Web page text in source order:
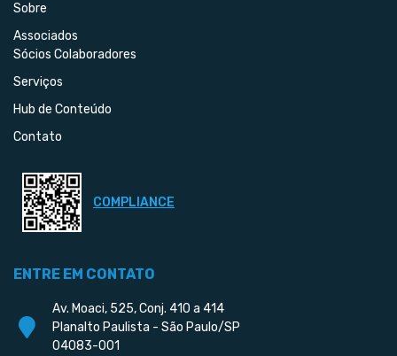
Sobre
Associados
Sócios Colaboradores
Serviços
Hub de Conteúdo
Contato
COMPLIANCE
ENTRE EM CONTATO
Av. Moaci, 525, Conj. 410 a 414
Planalto Paulista - São Paulo/SP
04083-001